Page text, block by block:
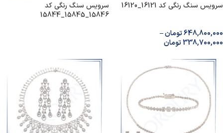
سرویس‌ سنگ رنگی کد 16121_16120
648,800,000تومان–
338,700,000تومان
سرویس‌ سنگ رنگی کد
15846_15845_15844